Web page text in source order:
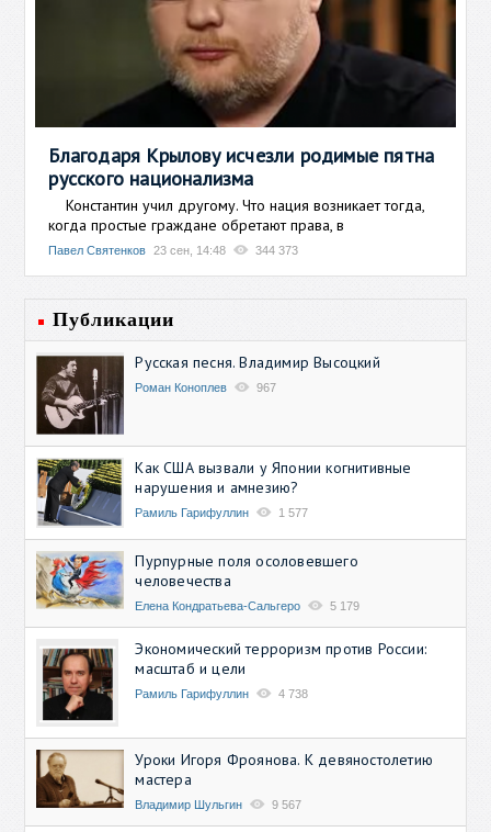
Благодаря Крылову исчезли родимые пятна
русского национализма
Константин учил другому. Что нация возникает тогда,
когда простые граждане обретают права, в
Павел Святенков 23 сен, 14:48 344 373
Публикации
Русская песня. Владимир Высоцкий
Роман Коноплев 967
Как США вызвали у Японии когнитивные
нарушения и амнезию?
Рамиль Гарифуллин 1 577
Пурпурные поля осоловевшего
человечества
Елена Кондратьева-Сальгеро 5 179
Экономический терроризм против России:
масштаб и цели
Рамиль Гарифуллин 4 738
Уроки Игоря Фроянова. К девяностолетию
мастера
Владимир Шульгин 9 567